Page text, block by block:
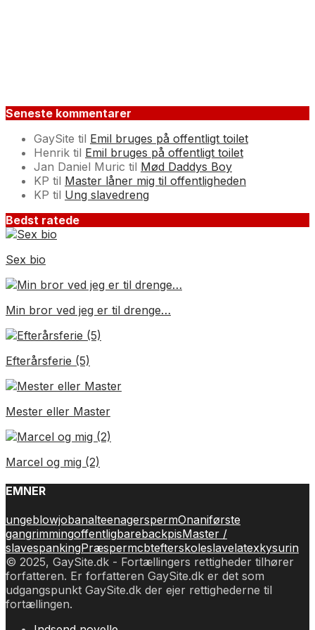
Seneste kommentarer
GaySite til Emil bruges på offentligt toilet
Henrik til Emil bruges på offentligt toilet
Jan Daniel Muric til Mød Daddys Boy
KP til Master låner mig til offentligheden
KP til Ung slavedreng
Bedst ratede
Sex bio
Min bror ved jeg er til drenge…
Efterårsferie (5)
Mester eller Master
Marcel og mig (2)
EMNER
ungeblowjobanalteenagerspermOnaniførste
gangrimmingoffentligbarebackpisMaster /
slavespankingPræspermcbtefterskoleslavelatexkysurin
© 2025, GaySite.dk - Fortællingers rettigheder tilhører
forfatteren. Er forfatteren GaySite.dk er det som
udgangspunkt GaySite.dk der ejer rettighederne til
fortællingen.